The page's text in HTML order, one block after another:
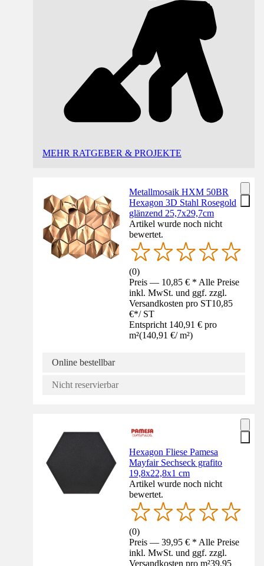
MEHR RATGEBER & PROJEKTE
Metallmosaik HXM 50BR
Hexagon 3D Stahl Rosegold
glänzend 25,7x29,7cm
Artikel wurde noch nicht
bewertet.
(0)
Preis — 10,85 € * Alle Preise
inkl. MwSt. und ggf. zzgl.
Versandkosten pro ST10,85
€*/ ST
Entspricht 140,91 € pro
m²(140,91 €/ m²)
Online bestellbar
Nicht reservierbar
Hexagon Fliese Pamesa
Mayfair Sechseck grafito
19,8x22,8x1 cm
Artikel wurde noch nicht
bewertet.
(0)
Preis — 39,95 € * Alle Preise
inkl. MwSt. und ggf. zzgl.
Versandkosten pro m²39,95